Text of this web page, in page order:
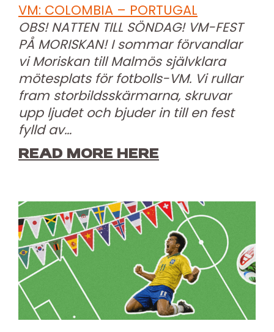
VM: COLOMBIA – PORTUGAL
OBS! NATTEN TILL SÖNDAG! VM-FEST
PÅ MORISKAN! I sommar förvandlar
vi Moriskan till Malmös självklara
mötesplats för fotbolls-VM. Vi rullar
fram storbildsskärmarna, skruvar
upp ljudet och bjuder in till en fest
fylld av…
READ MORE HERE